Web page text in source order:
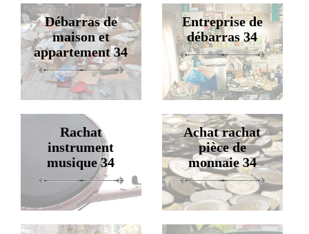
Débarras de
maison et
appartement 34
Entreprise de
débarras 34
Rachat
instrument
musique 34
Achat rachat
pièce de
monnaie 34